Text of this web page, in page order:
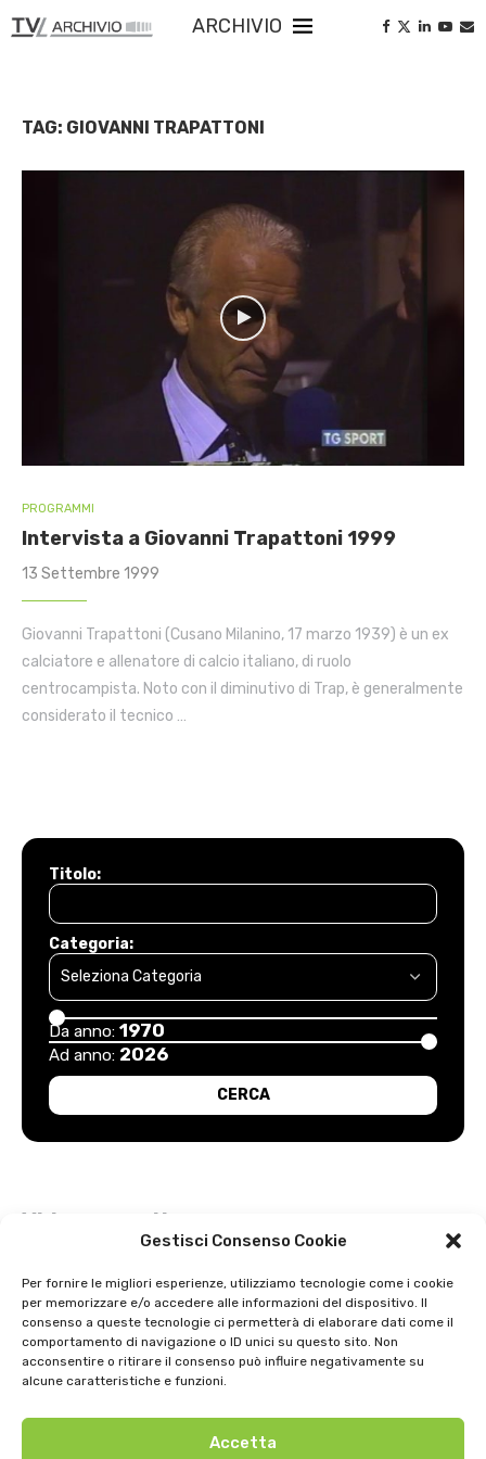
Gestisci Consenso Cookie
Per fornire le migliori esperienze, utilizziamo tecnologie come i cookie
per memorizzare e/o accedere alle informazioni del dispositivo. Il
consenso a queste tecnologie ci permetterà di elaborare dati come il
comportamento di navigazione o ID unici su questo sito. Non
acconsentire o ritirare il consenso può influire negativamente su
alcune caratteristiche e funzioni.
Accetta
ARCHIVIO
TAG: GIOVANNI TRAPATTONI
PROGRAMMI
Intervista a Giovanni Trapattoni 1999
13 Settembre 1999
Giovanni Trapattoni (Cusano Milanino, 17 marzo 1939) è un ex
calciatore e allenatore di calcio italiano, di ruolo
centrocampista. Noto con il diminutivo di Trap, è generalmente
considerato il tecnico …
Titolo:
Categoria:
Da anno: 1970
Ad anno: 2026
Video recenti
Intervista a Gian Antonio Stella su “L’orda” di Luigi Bardelli 2002
Festa dell’ Unità PDS: interviste 1991